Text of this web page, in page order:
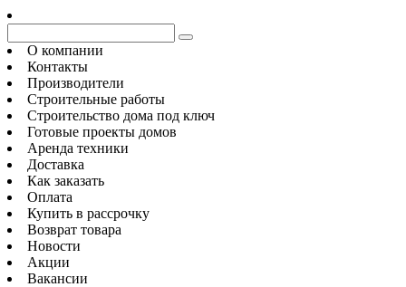
О компании
Контакты
Производители
Строительные работы
Строительство дома под ключ
Готовые проекты домов
Аренда техники
Доставка
Как заказать
Оплата
Купить в рассрочку
Возврат товара
Новости
Акции
Вакансии